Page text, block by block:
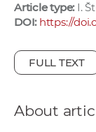
Article type:I.
DOI: https://
FULL TEXT
About